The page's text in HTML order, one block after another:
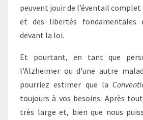
peuvent jouir de l’éventail
et des libertés fondamentales
devant la loi.
Et pourtant, en tant que
l’Alzheimer ou d’une autre
pourriez estimer que la
toujours à vos besoins. Après
très large et, bien que nous